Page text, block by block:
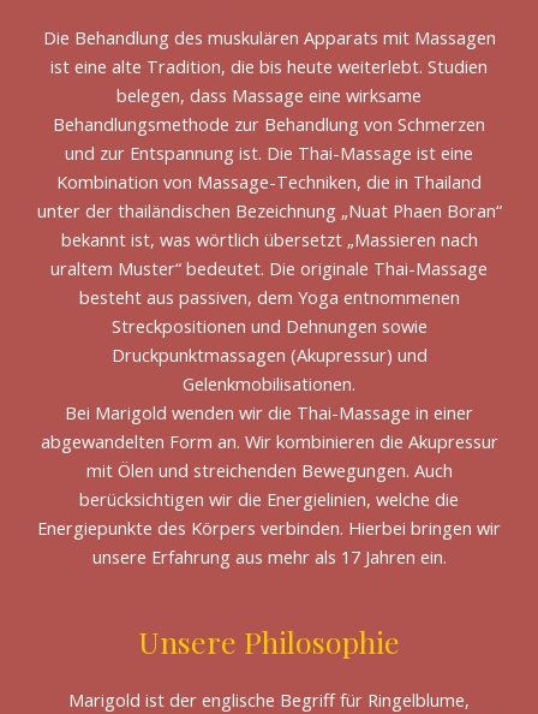
Die Behandlung des muskulären Apparats mit Massagen
ist eine alte Tradition, die bis heute weiterlebt. Studien
belegen, dass Massage eine wirksame
Behandlungsmethode zur Behandlung von Schmerzen
und zur Entspannung ist. Die Thai-Massage ist eine
Kombination von Massage-Techniken, die in Thailand
unter der thailändischen Bezeichnung „Nuat Phaen Boran“
bekannt ist, was wörtlich übersetzt „Massieren nach
uraltem Muster“ bedeutet. Die originale Thai-Massage
besteht aus passiven, dem Yoga entnommenen
Streckpositionen und Dehnungen sowie
Druckpunktmassagen (Akupressur) und
Gelenkmobilisationen.
Bei Marigold wenden wir die Thai-Massage in einer
abgewandelten Form an. Wir kombinieren die Akupressur
mit Ölen und streichenden Bewegungen. Auch
berücksichtigen wir die Energielinien, welche die
Energiepunkte des Körpers verbinden. Hierbei bringen wir
unsere Erfahrung aus mehr als 17 Jahren ein.
Unsere Philosophie
Marigold ist der englische Begriff für Ringelblume,